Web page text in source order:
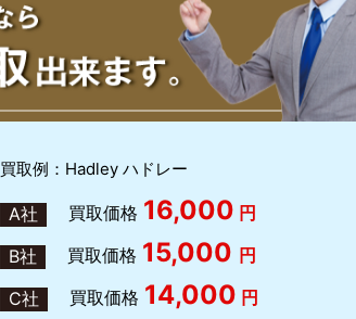
買取例：Hadley ハドレー
A社 買取価格 16,000 円
B社
買取価格 15,000 円
C社
買取価格 14,000 円